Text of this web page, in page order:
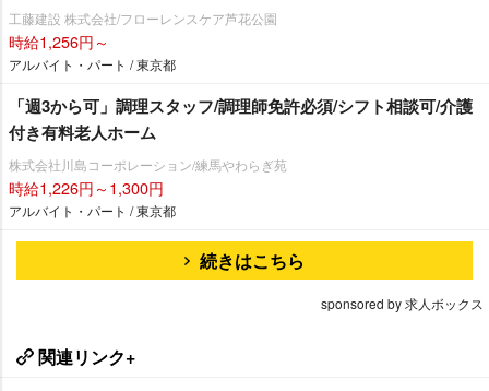
工藤建設 株式会社/フローレンスケア芦花公園
時給1,256円～
アルバイト・パート / 東京都
「週3から可」調理スタッフ/調理師免許必須/シフト相談可/介護
付き有料老人ホーム
株式会社川島コーポレーション/練馬やわらぎ苑
時給1,226円～1,300円
アルバイト・パート / 東京都
続きはこちら
sponsored by 求人ボックス
関連リンク+